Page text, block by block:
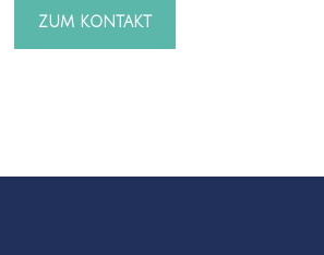
ZUM KONTAKT